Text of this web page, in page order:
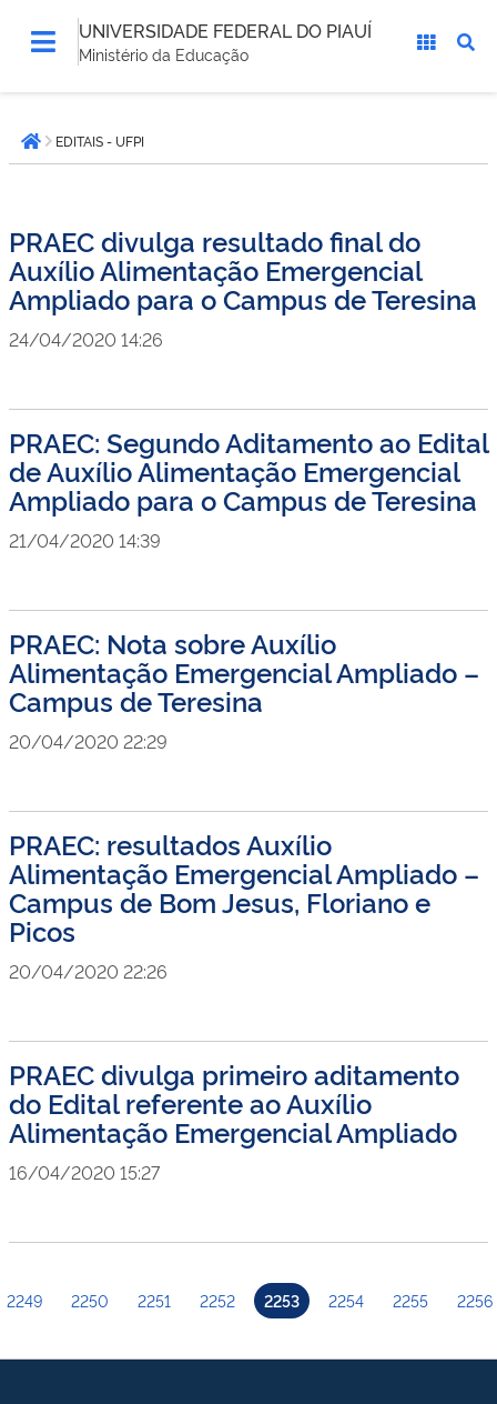
UNIVERSIDADE FEDERAL DO PIAUÍ
Ministério da Educação
está
aqui:Página inicial
EDITAIS - UFPI
PRAEC divulga resultado final do
Auxílio Alimentação Emergencial
Ampliado para o Campus de Teresina
24/04/2020 14:26
PRAEC: Segundo Aditamento ao Edital
de Auxílio Alimentação Emergencial
Ampliado para o Campus de Teresina
21/04/2020 14:39
PRAEC: Nota sobre Auxílio
Alimentação Emergencial Ampliado –
Campus de Teresina
20/04/2020 22:29
PRAEC: resultados Auxílio
Alimentação Emergencial Ampliado –
Campus de Bom Jesus, Floriano e
Picos
20/04/2020 22:26
PRAEC divulga primeiro aditamento
do Edital referente ao Auxílio
Alimentação Emergencial Ampliado
16/04/2020 15:27
2249 2250 2251 2252 2253 2254 2255 2256